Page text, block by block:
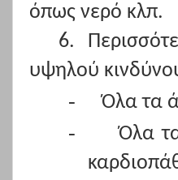
όπως νερό κλπ.
6.
υψηλού
- Όλα τα
-
Όλα